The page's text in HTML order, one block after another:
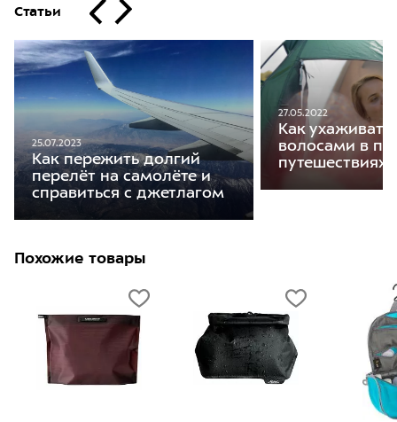
Статьи
25.07.2023
Как пережить долгий
перелёт на самолёте и
справиться с джетлагом
27.05.2022
Как
волосами в
путешествиях
Похожие товары